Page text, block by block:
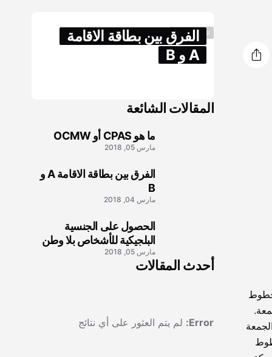
الخطوط
اللجوء والهجره
الفرق بين بطاقة الاقامة
A و B
المقالات الشائعة
ما هو CPAS أو OCMW
مارس 05, 2018
الفرق بين بطاقة الاقامة A و
B
مارس 04, 2018
الحصول على الجنسية
البلجيكية للأشخاص بلا وطن
مارس 05, 2018
أحدث المقالات
Error: لم يتم العثور على أي نتائج